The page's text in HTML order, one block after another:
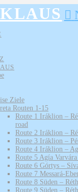
Ziele
Routen 1-15
Route 1 Iráklion –
road
Route 2 Iráklion –
Route 3 Iráklion –
Route 4 Iráklion –
Route 5 Agía
Route 6 Górtys –
Route 7 Messará-
Route 8 Süden –
Route 9 Süden –